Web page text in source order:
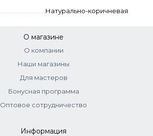
Натурально-коричневая
О магазине
О компании
Наши магазины
Для мастеров
Бонусная программа
Оптовое сотрудничество
Информация